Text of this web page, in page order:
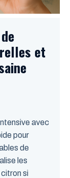
et
avec
pour
de
les
si